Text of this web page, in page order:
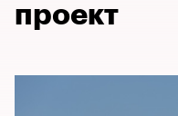
проект